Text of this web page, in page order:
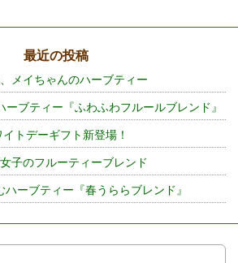
最近の投稿
メイちゃんのハーブティー
ーブティー『ふわふわフルールブレンド』
トデーギフト新登場！
子のフルーティーブレンド
ーブティー『春うららブレンド』